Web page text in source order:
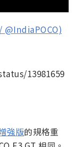
13981659
強版的規格重